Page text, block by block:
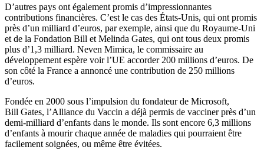
D’autres pays ont également promis d’impressionnantes
contributions financières. C’est le cas des États-Unis, qui ont promis
près d’un milliard d’euros, par exemple, ainsi que du Royaume-Uni
et de la Fondation Bill et Melinda Gates, qui ont tous deux promis
plus d’1,3 milliard. Neven Mimica, le commissaire au
développement espère voir l’UE accorder 200 millions d’euros. De
son côté la France a annoncé une contribution de 250 millions
d’euros.
Fondée en 2000 sous l’impulsion du fondateur de Microsoft,
Bill Gates, l’Alliance du Vaccin a déjà permis de vacciner près d’un
demi-milliard d’enfants dans le monde. Ils sont encore 6,3 millions
d’enfants à mourir chaque année de maladies qui pourraient être
facilement soignées, ou même être évitées.